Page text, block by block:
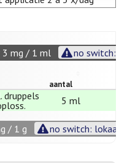
3 mg / 1 ml no switch:
aantal
druppels
5 ml
/ 1 g no switch: